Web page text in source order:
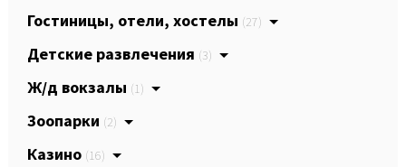
Гостиницы, отели, хостелы (27)
Детские развлечения (3)
Ж/д вокзалы (1)
Зоопарки (2)
Казино (16)